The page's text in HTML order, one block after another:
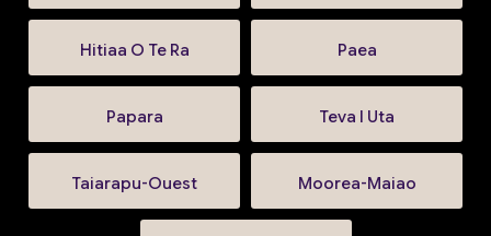
Hitiaa O Te Ra Paea
Papara Teva I Uta
Taiarapu-Ouest Moorea-Maiao